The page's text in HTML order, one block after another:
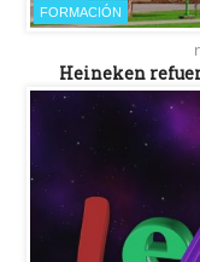
FORMACIÓN
Heineken